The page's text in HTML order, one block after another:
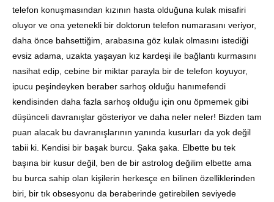
telefon konuşmasından kızının hasta olduğuna kulak misafiri
oluyor ve ona yetenekli bir doktorun telefon numarasını veriyor,
daha önce bahsettiğim, arabasına göz kulak olmasını istediği
evsiz adama, uzakta yaşayan kız kardeşi ile bağlantı kurmasını
nasihat edip, cebine bir miktar parayla bir de telefon koyuyor,
ipucu peşindeyken beraber sarhoş olduğu hanımefendi
kendisinden daha fazla sarhoş olduğu için onu öpmemek gibi
düşünceli davranışlar gösteriyor ve daha neler neler! Bizden tam
puan alacak bu davranışlarının yanında kusurları da yok değil
tabii ki. Kendisi bir başak burcu. Şaka şaka. Elbette bu tek
başına bir kusur değil, ben de bir astrolog değilim elbette ama
bu burca sahip olan kişilerin herkesçe en bilinen özelliklerinden
biri, bir tık obsesyonu da beraberinde getirebilen seviyede